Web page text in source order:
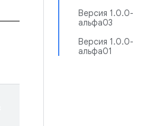
Версия 1.0.0-
альфа03
Версия 1.0.0-
альфа01